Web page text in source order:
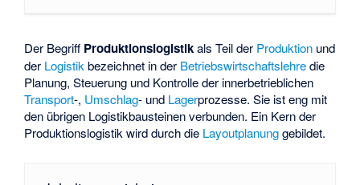
Der Begriff Produktionslogistikals Teil der Produktion und
der Logistikbezeichnet in der Betriebswirtschaftslehredie
Planung, Steuerung und Kontrolle der innerbetrieblichen
Transport-, Umschlag- und Lager­prozesse. Sie ist eng mit
den übrigen Logistikbausteinen verbunden. Ein Kern der
Produktionslogistik wird durch die Layoutplanunggebildet.